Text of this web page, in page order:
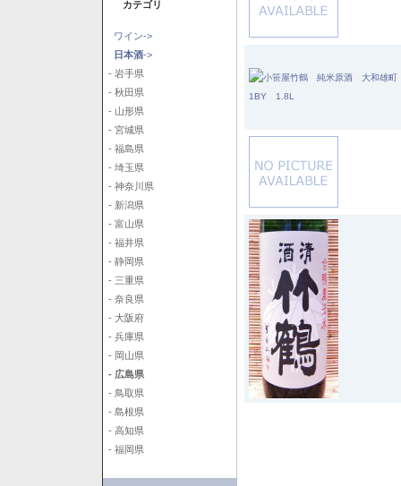
カテゴリ
ワイン->
日本酒->
- 岩手県
- 秋田県
- 山形県
- 宮城県
- 福島県
- 埼玉県
- 神奈川県
- 新潟県
- 富山県
- 福井県
- 静岡県
- 三重県
- 奈良県
- 大阪府
- 兵庫県
- 岡山県
- 広島県
- 鳥取県
- 島根県
- 高知県
- 福岡県